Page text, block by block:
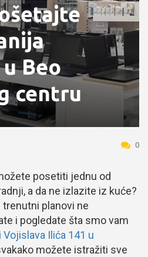
Beo
centru
0
posetiti jednu od
a da ne izlazite iz kuće?
planovi ne
i pogledate šta smo vam
Vojislava Ilića 141 u
možete istražiti sve